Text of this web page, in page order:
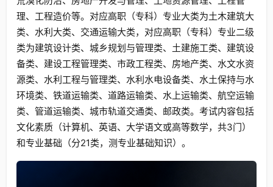
理、工程造价等。对应高职（专科）专业大类为土木建筑大
类、水利大类、交通运输大类，对应高职（专科）专业二级
类为建筑设计类、城乡规划与管理类、土建施工类、建筑设
备类、建设工程管理类、市政工程类、房地产类、水文水资
源类、水利工程与管理类、水利水电设备类、水土保持与水
环境类、铁道运输类、道路运输类、水上运输类、航空运输
类、管道运输类、城市轨道交通类、邮政类。考试内容包括
文化素质（计算机、英语、大学语文或高等数学，共3门）
和专业基础（分21类，测专业基础知识）。